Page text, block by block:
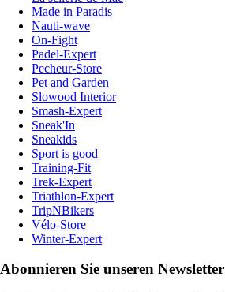
Made in Paradis
Nauti-wave
On-Fight
Padel-Expert
Pecheur-Store
Pet and Garden
Slowood Interior
Smash-Expert
Sneak'In
Sneakids
Sport is good
Training-Fit
Trek-Expert
Triathlon-Expert
TripNBikers
Vélo-Store
Winter-Expert
Abonnieren Sie unseren Newsletter